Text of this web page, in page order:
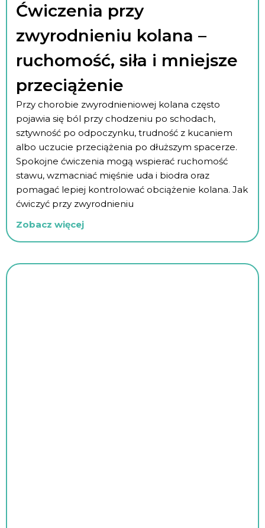
Ćwiczenia przy
zwyrodnieniu kolana –
ruchomość, siła i mniejsze
przeciążenie
Przy chorobie zwyrodnieniowej kolana często
pojawia się ból przy chodzeniu po schodach,
sztywność po odpoczynku, trudność z kucaniem
albo uczucie przeciążenia po dłuższym spacerze.
Spokojne ćwiczenia mogą wspierać ruchomość
stawu, wzmacniać mięśnie uda i biodra oraz
pomagać lepiej kontrolować obciążenie kolana. Jak
ćwiczyć przy zwyrodnieniu
Zobacz więcej